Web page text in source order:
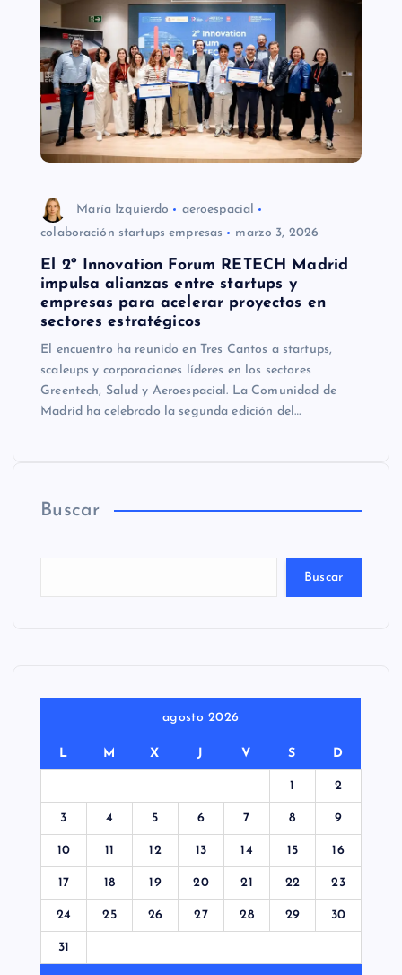
María Izquierdo
aeroespacial
colaboración startups empresas
marzo 3, 2026
El 2º Innovation Forum RETECH Madrid
impulsa alianzas entre startups y
empresas para acelerar proyectos en
sectores estratégicos
El encuentro ha reunido en Tres Cantos a startups,
scaleups y corporaciones líderes en los sectores
Greentech, Salud y Aeroespacial. La Comunidad de
Madrid ha celebrado la segunda edición del…
Buscar
Buscar
agosto 2026
L M X J V S D
1 2
3 4 5 6 7 8 9
10 11 12 13 14 15 16
17 18 19 20 21 22 23
24 25 26 27 28 29 30
31